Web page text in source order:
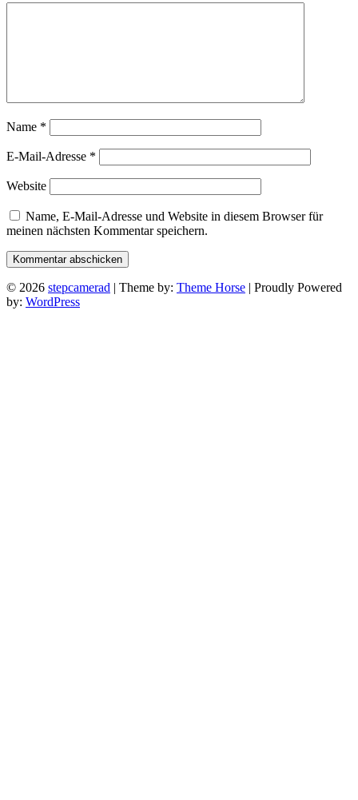
Name *
E-Mail-Adresse *
Website
Name, E-Mail-Adresse und Website in diesem Browser für
meinen nächsten Kommentar speichern.
© 2026 stepcamerad | Theme by: Theme Horse | Proudly Powered
by: WordPress